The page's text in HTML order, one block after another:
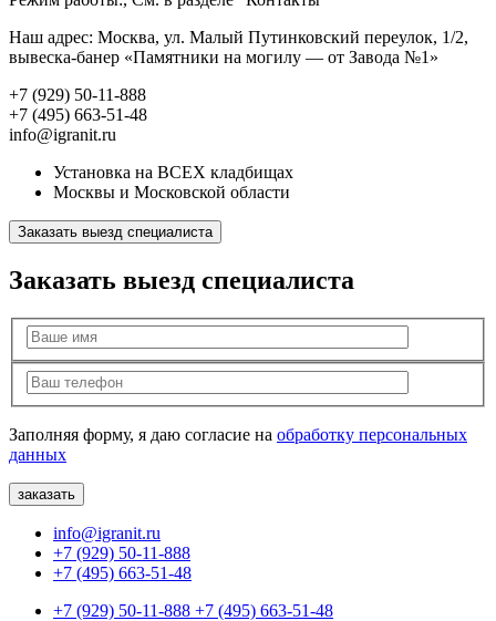
Наш адрес: Москва, ул. Малый Путинковский переулок, 1/2,
вывеска-банер «Памятники на могилу — от Завода №1»
+7 (929) 50-11-888
+7 (495) 663-51-48
info@igranit.ru
Установка на ВСЕХ кладбищах
Москвы и Московской области
Заказать выезд специалиста
Заказать выезд специалиста
Заполняя форму, я даю согласие на обработку персональных
данных
info@igranit.ru
+7 (929) 50-11-888
+7 (495) 663-51-48
+7 (929) 50-11-888 +7 (495) 663-51-48